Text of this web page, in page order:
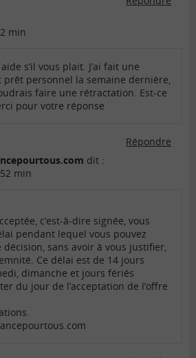
min
s’il vous plait. J’ai fait une
prêt personnel la semaine dernière,
faire une rétractation. Est-ce
pour votre réponse
Répondre
dit :
min
c’est-à-dire signée, vous
pendant lequel vous pouvez
sans avoir à vous justifier,
Ce délai est de 14 jours
dimanche et jours fériés
du jour de l’acceptation de l’offre